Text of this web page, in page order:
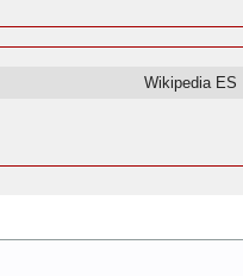
Wikipedia ES